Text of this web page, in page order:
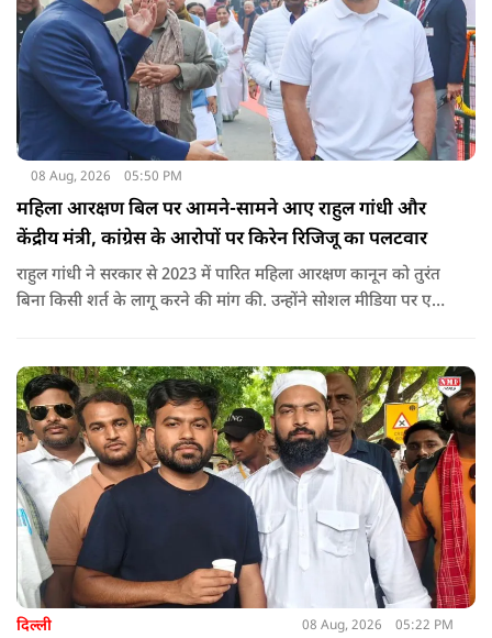
08 Aug, 2026 05:50 PM
महिला आरक्षण बिल पर आमने-सामने आए राहुल गांधी और
केंद्रीय मंत्री, कांग्रेस के आरोपों पर किरेन रिजिजू का पलटवार
राहुल गांधी ने सरकार से 2023 में पारित महिला आरक्षण कानून को तुरंत
बिना किसी शर्त के लागू करने की मांग की. उन्होंने सोशल मीडिया पर एक
दिल्ली 08 Aug, 2026 05:22 PM